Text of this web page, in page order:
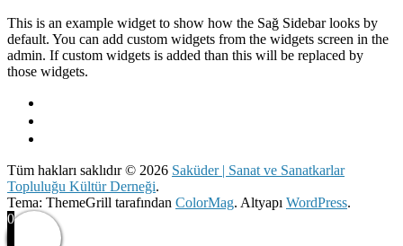
This is an example widget to show how the Sağ Sidebar looks by
default. You can add custom widgets from the widgets screen in the
admin. If custom widgets is added than this will be replaced by
those widgets.
Tüm hakları saklıdır © 2026 Saküder | Sanat ve Sanatkarlar
Topluluğu Kültür Derneği.
Tema: ThemeGrill tarafından ColorMag. Altyapı WordPress.
0